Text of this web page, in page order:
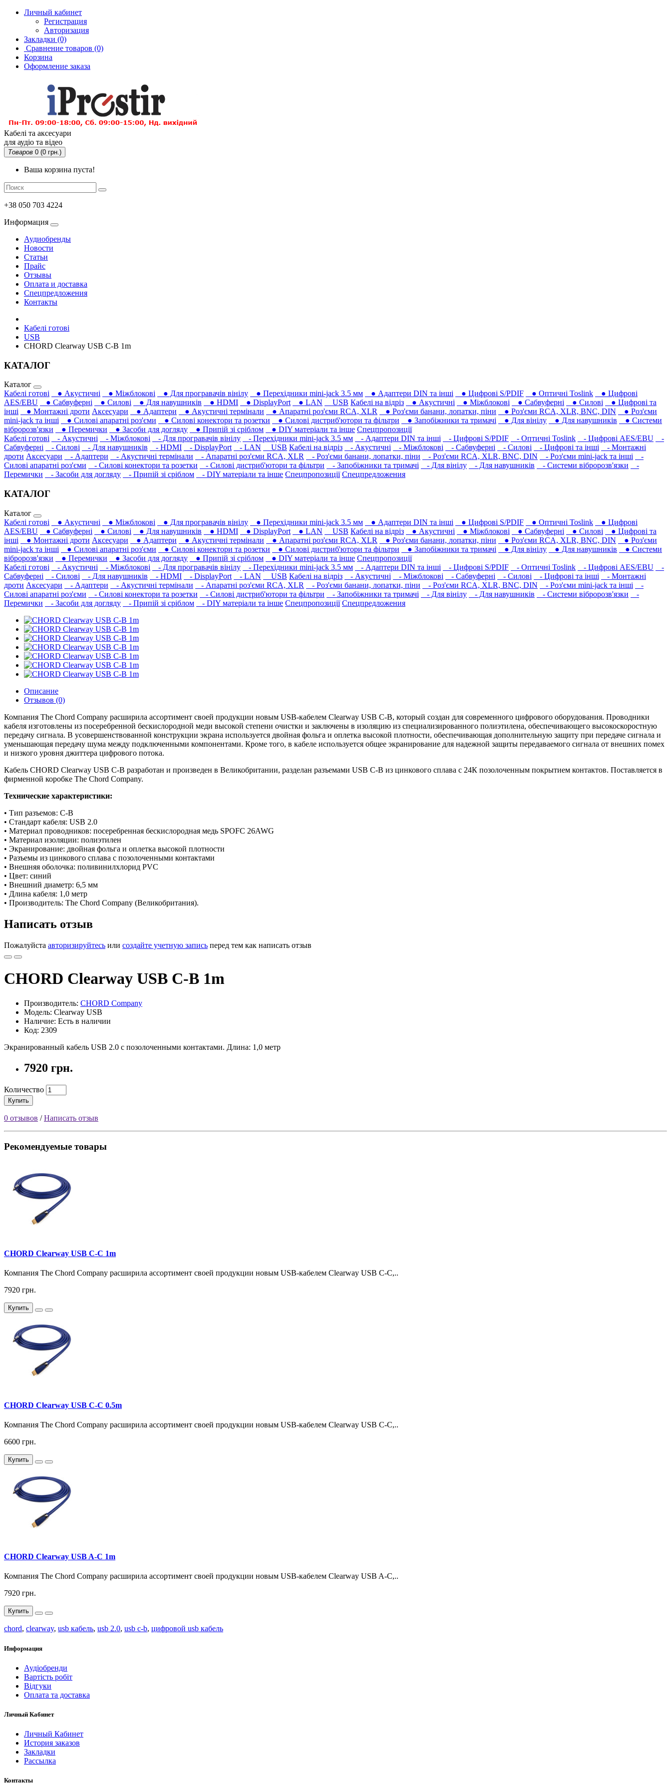
Личный кабинет
Регистрация
Авторизация
Закладки (0)
Сравнение товаров (0)
Корзина
Оформление заказа
Кабелі та аксесуари
для аудіо та відео
Товаров 0 (0 грн.)
Ваша корзина пуста!
+38 050 703 4224
Информация
Аудиобренды
Новости
Статьи
Прайс
Отзывы
Оплата и доставка
Спецпредложения
Контакты
Кабелі готові
USB
CHORD Clearway USB C-B 1m
КАТАЛОГ
Каталог
Кабелі готові
● Акустичні ● Міжблокові ● Для програвачів вінілу ● Перехідники mini-jack 3.5 мм ● Адаптери DIN та інші ● Цифрові S/PDIF ● Оптичні Toslink
● Цифрові
AES/EBU
● Сабвуферні ● Силові ● Для навушників‎ ● HDMI ● DisplayPort ● LAN USB Кабелі на відріз ● Акустичні ● Міжблокові ● Сабвуферні ● Силові
● Цифрові та
інші
● Монтажні дроти Аксесуари ● Адаптери ● Акустичні термінали ● Апаратні роз'єми RCA, XLR ● Роз'єми банани, лопатки, піни ● Роз'єми RCA, XLR, BNC, DIN
● Роз'єми
mini-jack та інші
● Силові апаратні роз'єми ● Силові конектори та розетки ● Силові дистриб'ютори та фільтри ● Запобіжники та тримачі ● Для вінілу ● Для навушників‎
● Системи
вібророзв'язки
● Перемички ● Засоби для догляду ● Припій зі сріблом ● DIY матеріали та інше Спецпропозиції
Кабелі готові
- Акустичні - Міжблокові - Для програвачів вінілу - Перехідники mini-jack 3.5 мм - Адаптери DIN та інші - Цифрові S/PDIF - Оптичні Toslink - Цифрові AES/EBU
-
Сабвуферні
- Силові - Для навушників‎ - HDMI - DisplayPort - LAN USB Кабелі на відріз - Акустичні - Міжблокові - Сабвуферні - Силові - Цифрові та інші
- Монтажні
дроти Аксесуари - Адаптери - Акустичні термінали - Апаратні роз'єми RCA, XLR - Роз'єми банани, лопатки, піни - Роз'єми RCA, XLR, BNC, DIN - Роз'єми mini-jack та інші
-
Силові апаратні роз'єми
- Силові конектори та розетки - Силові дистриб'ютори та фільтри - Запобіжники та тримачі - Для вінілу - Для навушників‎ - Системи вібророзв'язки
-
Перемички
- Засоби для догляду - Припій зі сріблом - DIY матеріали та інше Спецпропозиції Спецпредложения
КАТАЛОГ
Каталог
Кабелі готові
● Акустичні ● Міжблокові ● Для програвачів вінілу ● Перехідники mini-jack 3.5 мм ● Адаптери DIN та інші ● Цифрові S/PDIF ● Оптичні Toslink
● Цифрові
AES/EBU
● Сабвуферні ● Силові ● Для навушників‎ ● HDMI ● DisplayPort ● LAN USB Кабелі на відріз ● Акустичні ● Міжблокові ● Сабвуферні ● Силові
● Цифрові та
інші
● Монтажні дроти Аксесуари ● Адаптери ● Акустичні термінали ● Апаратні роз'єми RCA, XLR ● Роз'єми банани, лопатки, піни ● Роз'єми RCA, XLR, BNC, DIN
● Роз'єми
mini-jack та інші
● Силові апаратні роз'єми ● Силові конектори та розетки ● Силові дистриб'ютори та фільтри ● Запобіжники та тримачі ● Для вінілу ● Для навушників‎
● Системи
вібророзв'язки
● Перемички ● Засоби для догляду ● Припій зі сріблом ● DIY матеріали та інше Спецпропозиції
Кабелі готові
- Акустичні - Міжблокові - Для програвачів вінілу - Перехідники mini-jack 3.5 мм - Адаптери DIN та інші - Цифрові S/PDIF - Оптичні Toslink - Цифрові AES/EBU
-
Сабвуферні
- Силові - Для навушників‎ - HDMI - DisplayPort - LAN USB Кабелі на відріз - Акустичні - Міжблокові - Сабвуферні - Силові - Цифрові та інші
- Монтажні
дроти Аксесуари - Адаптери - Акустичні термінали - Апаратні роз'єми RCA, XLR - Роз'єми банани, лопатки, піни - Роз'єми RCA, XLR, BNC, DIN - Роз'єми mini-jack та інші
-
Силові апаратні роз'єми
- Силові конектори та розетки - Силові дистриб'ютори та фільтри - Запобіжники та тримачі - Для вінілу - Для навушників‎ - Системи вібророзв'язки
-
Перемички
- Засоби для догляду - Припій зі сріблом - DIY матеріали та інше Спецпропозиції Спецпредложения
Описание
Отзывов (0)
Компания The Chord Company расширила ассортимент своей продукции новым USB-кабелем Clearway USB C-B, который создан для современного цифрового оборудования. Проводники
кабеля изготовлены из посеребренной бескислородной меди высокой степени очистки и заключены в изоляцию из специализированного полиэтилена, обеспечивающего высокоскоростную
передачу сигнала. В усовершенствованной конструкции экрана используется двойная фольга и оплетка высокой плотности, обеспечивающая дополнительную защиту при передаче сигнала и
уменьшающая передачу шума между подключенными компонентами. Кроме того, в кабеле используется общее экранирование для надежной защиты передаваемого сигнала от внешних помех
и низкого уровня джиттера цифрового потока.
Кабель CHORD Clearway USB C-B разработан и произведен в Великобритании, разделан разъемами USB C-B из цинкового сплава с 24К позолоченным покрытием контактов. Поставляется в
фирменной коробке The Chord Company.
Технические характеристики:
• Тип разъемов: C-B
• Стандарт кабеля: USB 2.0
• Материал проводников: посеребренная бескислородная медь SPOFC 26AWG
• Материал изоляции: полиэтилен
• Экранирование: двойная фольга и оплетка высокой плотности
• Разъемы из цинкового сплава с позолоченными контактами
• Внешняя оболочка: поливинилхлорид PVC
• Цвет: синий
• Внешний диаметр: 6,5 мм
• Длина кабеля: 1,0 метр
• Производитель: The Chord Company (Великобритания).
Написать отзыв
Пожалуйста авторизируйтесь или создайте учетную запись перед тем как написать отзыв
CHORD Clearway USB C-B 1m
Производитель: CHORD Company
Модель: Clearway USB
Наличие: Есть в наличии
Код: 2309
Экранированный кабель USB 2.0 с позолоченными контактами. Длина: 1,0 метр
7920 грн.
Количество
Купить
0 отзывов /Написать отзыв
Рекомендуемые товары
CHORD Clearway USB C-C 1m
Компания The Chord Company расширила ассортимент своей продукции новым USB-кабелем Clearway USB C-C,..
7920 грн.
Купить
CHORD Clearway USB C-C 0.5m
Компания The Chord Company расширила ассортимент своей продукции новым USB-кабелем Clearway USB C-C,..
6600 грн.
Купить
CHORD Clearway USB A-C 1m
Компания The Chord Company расширила ассортимент своей продукции новым USB-кабелем Clearway USB A-C,..
7920 грн.
Купить
chord, clearway, usb кабель, usb 2.0, usb c-b, цифровой usb кабель
Информация
Аудіобренди
Вартість робіт
Відгуки
Оплата та доставка
Личный Кабинет
Личный Кабинет
История заказов
Закладки
Рассылка
Контакты